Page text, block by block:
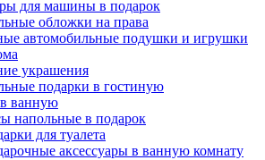
для машины в подарок
обложки на права
автомобильные подушки и игрушки
украшения
подарки в гостиную
ванную
напольные в подарок
для туалета
аксессуары в ванную комнату